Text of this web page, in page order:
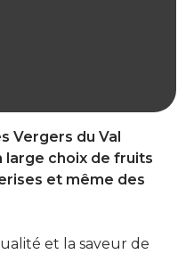
Vergers du Val
large choix de fruits
et même des
et la saveur de